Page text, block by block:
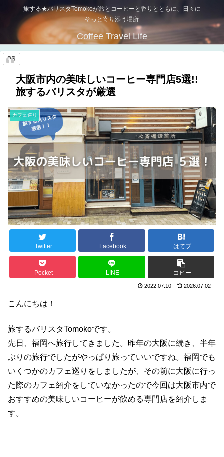
旅する★バリスタTomokoが旅とコーヒーと香りとともに、日々に
そっと寄り添う場所
Coffee Travel Life
PR
大阪市内の美味しいコーヒー専門店5選!!
旅するバリスタが厳選
カフェ巡り
Twitter Facebook はてブ
Pocket LINE コピー
2022.07.10 2026.07.02
こんにちは！
旅するバリスタTomokoです。
先日、福岡へ旅行してきました。昨年の大阪に続き、半年
ぶりの旅行でしたがやっぱり旅っていいですね。福岡でも
いくつかのカフェ巡りをしましたが、その前に大阪に行っ
た際のカフェ紹介をしていなかったので今回は大阪市内で
おすすめの美味しいコーヒーが飲める専門店を紹介しま
す。